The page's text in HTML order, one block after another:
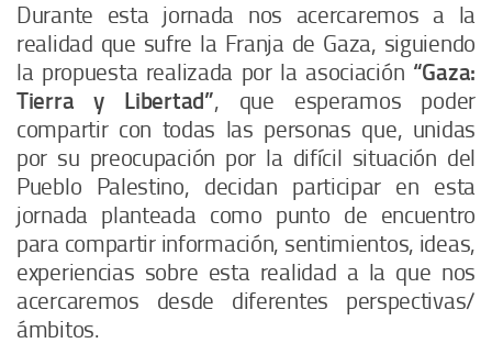
Durante esta jornada nos acercaremos a la
realidad que sufre la Franja de Gaza, siguiendo
la propuesta realizada por la asociación “Gaza:
Tierra y Libertad”, que esperamos poder
compartir con todas las personas que, unidas
por su preocupación por la difícil situación del
Pueblo Palestino, decidan participar en esta
jornada planteada como punto de encuentro
para compartir información, sentimientos, ideas,
experiencias sobre esta realidad a la que nos
acercaremos desde diferentes perspectivas/
ámbitos.